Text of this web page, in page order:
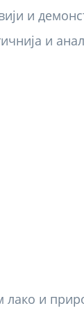
и
и
лако и